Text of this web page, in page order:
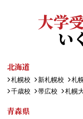
大学
い
北海道
札幌校 新札幌校 札
千歳校
帯広校 札幌
青森県